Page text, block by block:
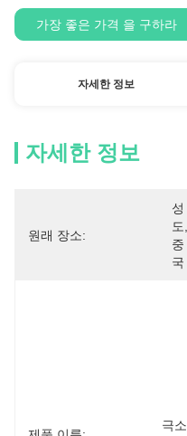
가장 좋은 가격 을 구하라
자세한 정보
자세한 정보
원래 장소:
성
도,
중
국
극소